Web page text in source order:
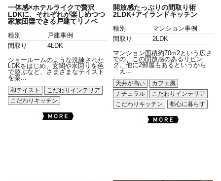
一体感×ホテルライクで贅沢
LDKに、それぞれが楽しめつつ
家族団欒できる戸建てリノベ
種別
戸建事例
間取り
4LDK
ショールームのような洗練された
LDKをはじめ、玄関や水回りを色
で遊ぶなど、さまざまなテイスト
を楽...
和テイスト
こだわりインテリア
こだわりキッチン
開放感たっぷりの間取り術
2LDK+アイランドキッチン
種別
マンション事例
間取り
2LDK
マンション面積約70m2という広さ
での、この開放感のあるリビン
グ。他に2部屋もあるというから
「え...
天井が高い
カフェ風
ナチュラル
こだわりインテリア
こだわりキッチン
都心に暮らす